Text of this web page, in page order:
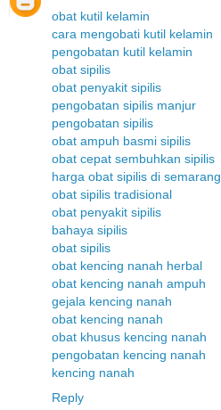
obat kutil kelamin
cara mengobati kutil kelamin
pengobatan kutil kelamin
obat sipilis
obat penyakit sipilis
pengobatan sipilis manjur
pengobatan sipilis
obat ampuh basmi sipilis
obat cepat sembuhkan sipilis
harga obat sipilis di semarang
obat sipilis tradisional
obat penyakit sipilis
bahaya sipilis
obat sipilis
obat kencing nanah herbal
obat kencing nanah ampuh
gejala kencing nanah
obat kencing nanah
obat khusus kencing nanah
pengobatan kencing nanah
kencing nanah
Reply